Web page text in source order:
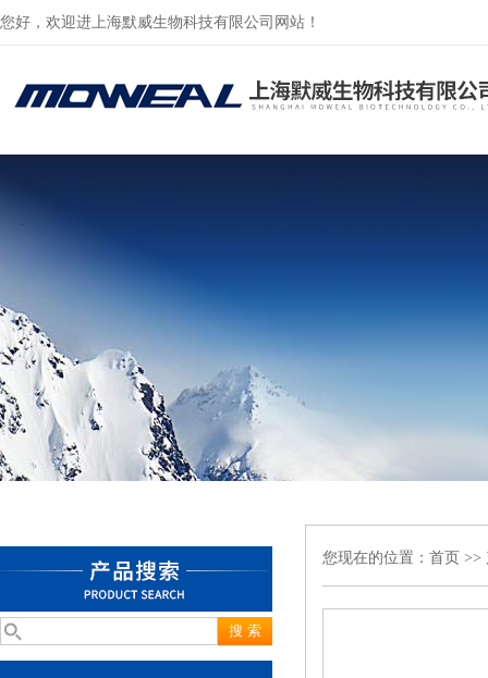
您好，欢迎进上海默威生物科技有限公司网站！
您现在的位置： 首页 >>